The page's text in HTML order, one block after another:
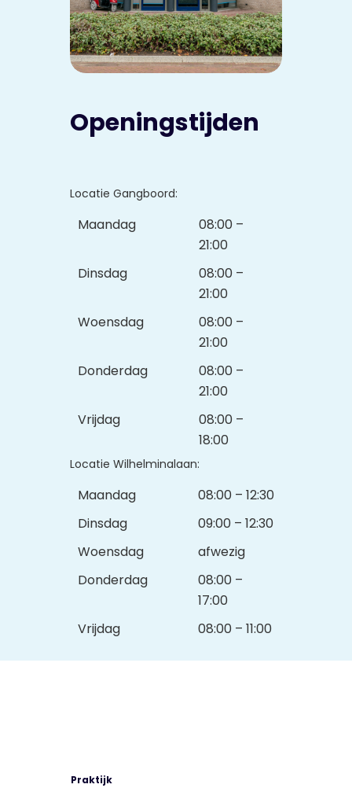
Openingstijden
Locatie Gangboord:
Maandag
08:00 –
21:00
Dinsdag
08:00 –
21:00
Woensdag
08:00 –
21:00
Donderdag
08:00 –
21:00
Vrijdag
08:00 –
18:00
Locatie Wilhelminalaan:
Maandag
08:00 – 12:30
Dinsdag
09:00 – 12:30
Woensdag
afwezig
Donderdag
08:00 –
17:00
Vrijdag
08:00 – 11:00
Praktijk